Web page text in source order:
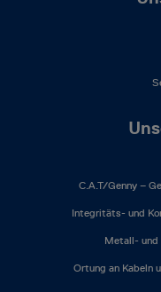
C.A.T/Genny –
Integritäts- und
Metall-
Ortung an Kabeln